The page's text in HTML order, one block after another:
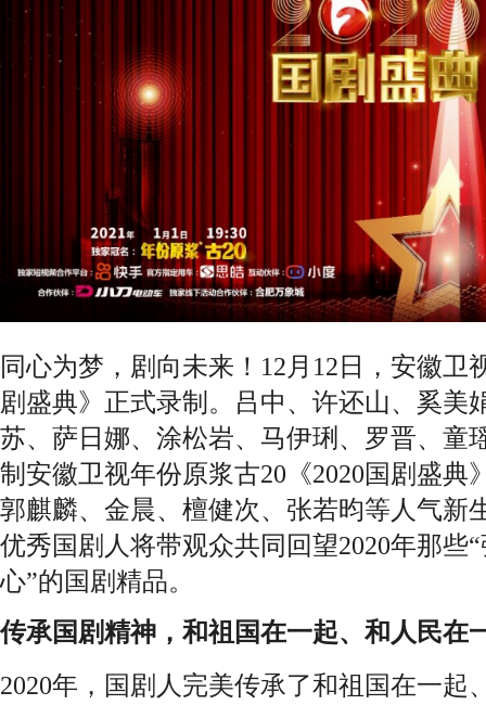
同心为梦，剧向未来！12月12日，安徽卫
剧盛典》正式录制。吕中、许还山、奚美
苏、萨日娜、涂松岩、马伊琍、罗晋、童
制安徽卫视年份原浆古20《2020国剧盛典
郭麒麟、金晨、檀健次、张若昀等人气新
优秀国剧人将带观众共同回望2020年那些
心”的国剧精品。
传承国剧精神，和祖国在一起、和人民在
2020年，国剧人完美传承了和祖国在一起